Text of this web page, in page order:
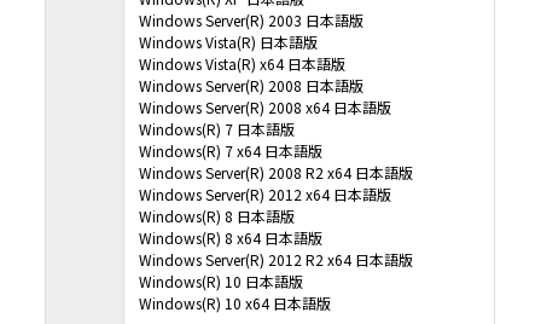
お客様は、契約の締結の有無に関するすべての紛争も含め、本契約、及び本契約に起
くは関連するいかなる紛争も、日本法に準拠し、日本法に従って解釈されること、ま
び本契約に起因・関連するいかなる紛争も、大阪地方裁判所の専属的管轄権に服する
るものとします。
９．輸出規制
本ソフトウェアは、日本国及び米国の輸出規制法の対象となります。お客様は、本ソ
適用される両国、及びその他の国の輸出規制法を遵守することに同意されたものとし
１０．米国政府機関のエンドユーザーへの注意
本ソフトウェアは48 CFR 2.101（2007年10月）において定義される「商用品目」で、48
12.212（2007年10月）に規定される「商用コンピューターソフトウェア」及び「商用
ーソフトウェア文書類」からなるものです。48 CFR 12.212 （2007年10月）及び48
ら227.7202-4（2007年1月）までに従い、すべての米国政府機関のエンドユーザーが、
ア及び付属文書に関して得られる権利は、上記に説明される権利のみを指すものとし
トウェアの使用は、本ソフトウェアが「商用コンピューターソフトウェア」及び「商
ターソフトウェア文書類」であることに関する米国政府の同意と、上記に記載される
に関する承諾を構成するものとみなされます。
１１．本契約書の変更
11.1 村田機械は以下の場合に、村田機械の裁量により、本契約書を変更することがで
（１）本契約書の変更が、お客様の一般の利益に適合するとき。
（２）本契約書の変更が、契約をした目的に反せず、かつ、変更の必要性、変更後の
Windows Server(R) 2003 日本語版
Windows Vista(R) 日本語版
Windows Vista(R) x64 日本語版
Windows Server(R) 2008 日本語版
Windows Server(R) 2008 x64 日本語版
Windows(R) 7 日本語版
Windows(R) 7 x64 日本語版
Windows Server(R) 2008 R2 x64 日本語版
Windows Server(R) 2012 x64 日本語版
Windows(R) 8 日本語版
Windows(R) 8 x64 日本語版
Windows Server(R) 2012 R2 x64 日本語版
Windows(R) 10 日本語版
Windows(R) 10 x64 日本語版